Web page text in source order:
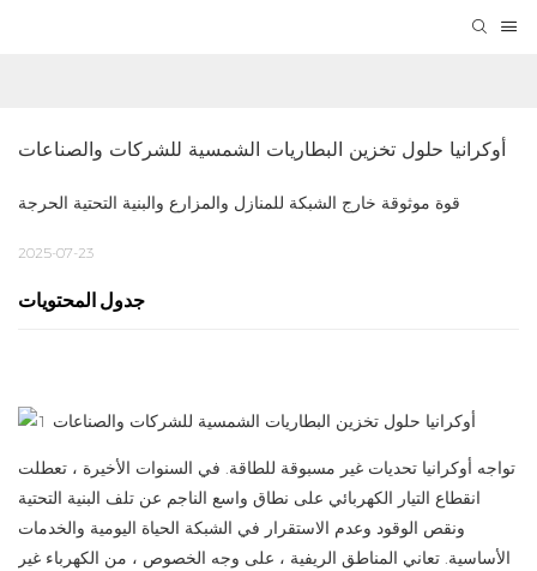
أوكرانيا حلول تخزين البطاريات الشمسية للشركات والصناعات
قوة موثوقة خارج الشبكة للمنازل والمزارع والبنية التحتية الحرجة
2025-07-23
جدول المحتويات
تواجه أوكرانيا تحديات غير مسبوقة للطاقة. في السنوات الأخيرة ، تعطلت
انقطاع التيار الكهربائي على نطاق واسع الناجم عن تلف البنية التحتية
ونقص الوقود وعدم الاستقرار في الشبكة الحياة اليومية والخدمات
الأساسية. تعاني المناطق الريفية ، على وجه الخصوص ، من الكهرباء غير